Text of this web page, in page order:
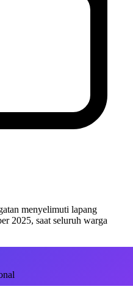
menyelimuti lapang
2025, saat seluruh warga